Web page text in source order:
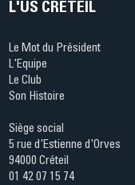
L'US CRÉTEIL
Le Mot du Président
L'Equipe
Le Club
Son Histoire
Siège social
5 rue d'Estienne d'Orves
94000 Créteil
01 42 07 15 74